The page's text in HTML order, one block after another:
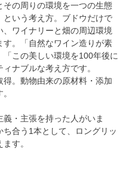
その周りの環境を一つの生態
いう考え方。ブドウだけで
ワイナリーと畑の周辺環境
。「自然なワイン造りが素
この美しい環境を100年後に
ナブルな考え方です。
。動物由来の原材料・添加
・主張を持った人がいま
合う1本として、ロングリッ
す。